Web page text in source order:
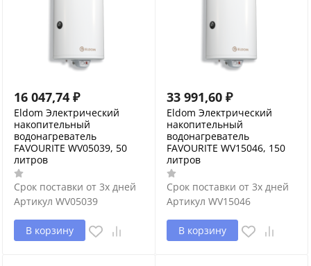
16 047,74 ₽
Eldom Электрический
накопительный
водонагреватель
FAVOURITE WV05039, 50
литров
Срок поставки от 3х дней
Артикул WV05039
В корзину
33 991,60 ₽
Eldom Электрический
накопительный
водонагреватель
FAVOURITE WV15046, 150
литров
Срок поставки от 3х дней
Артикул WV15046
В корзину